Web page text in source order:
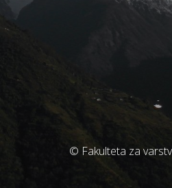
© Fakulteta za